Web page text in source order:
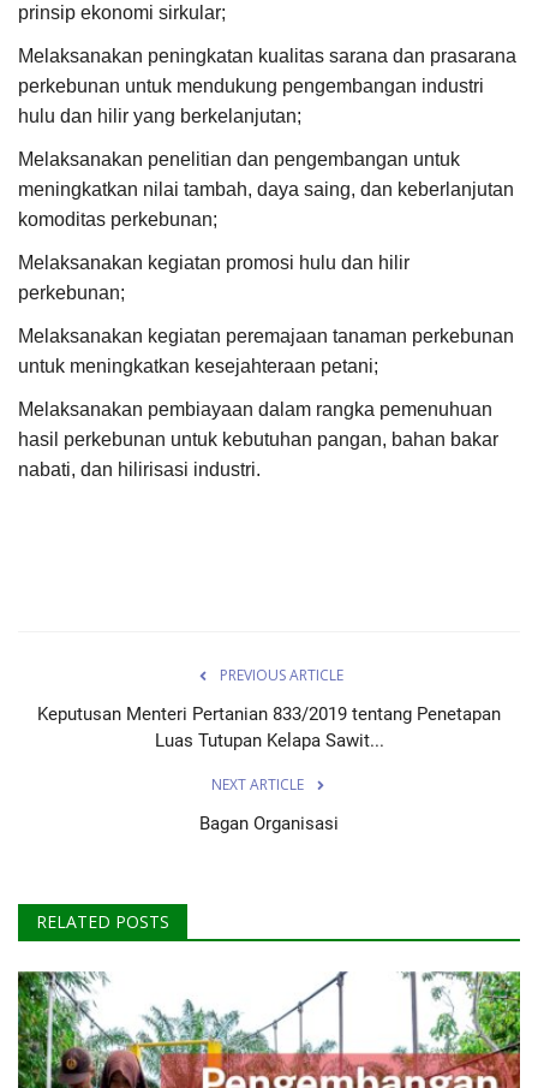
prinsip ekonomi sirkular;
Melaksanakan peningkatan kualitas sarana dan prasarana
perkebunan untuk mendukung pengembangan industri
hulu dan hilir yang berkelanjutan;
Melaksanakan penelitian dan pengembangan untuk
meningkatkan nilai tambah, daya saing, dan keberlanjutan
komoditas perkebunan;
Melaksanakan kegiatan promosi hulu dan hilir
perkebunan;
Melaksanakan kegiatan peremajaan tanaman perkebunan
untuk meningkatkan kesejahteraan petani;
Melaksanakan pembiayaan dalam rangka pemenuhuan
hasil perkebunan untuk kebutuhan pangan, bahan bakar
nabati, dan hilirisasi industri.
PREVIOUS ARTICLE
Keputusan Menteri Pertanian 833/2019 tentang Penetapan
Luas Tutupan Kelapa Sawit...
NEXT ARTICLE
Bagan Organisasi
RELATED POSTS